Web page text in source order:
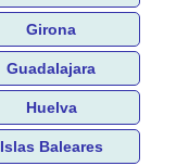
Girona
Guadalajara
Huelva
Islas Baleares